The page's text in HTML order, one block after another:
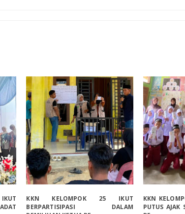
KKN KELOMPOK 25 IKUT
BERPARTISIPASI DALAM
KKN
PUTUS AJAK